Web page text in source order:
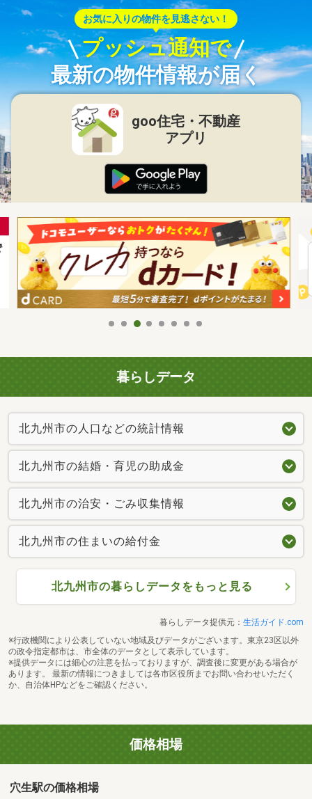
お気に入りの物件を見逃さない！
プッシュ通知で
最新の物件情報が届く
goo住宅・不動産
アプリ
暮らしデータ
北九州市の人口などの統計情報
北九州市の結婚・育児の助成金
北九州市の治安・ごみ収集情報
北九州市の住まいの給付金
北九州市の暮らしデータをもっと見る
暮らしデータ提供元： 生活ガイド.com
※行政機関により公表していない地域及びデータがございます。東京23区以外
の政令指定都市は、市全体のデータとして表示しています。
※提供データには細心の注意を払っておりますが、調査後に変更がある場合が
あります。 最新の情報につきましては各市区役所までお問い合わせいただく
か、自治体HPなどをご確認ください。
価格相場
穴生駅の価格相場